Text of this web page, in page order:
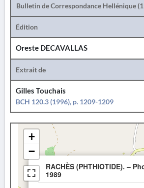
Bulletin de Correspondance Hellénique
Édition
Oreste DECAVALLAS
Extrait de
Gilles Touchais
BCH 120.3 (1996), p. 1209-1209
RACHÈS (PHTHIOTIDE). –
1989
+
−